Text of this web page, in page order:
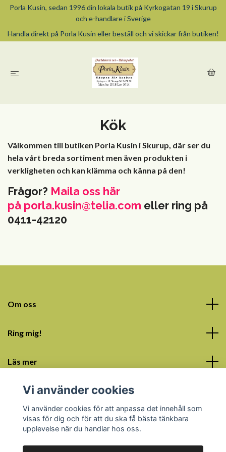
Porla Kusin, sedan 1996 din lokala butik på Kyrkogatan 19 i Skurup
och e-handlare i Sverige
Handla direkt på Porla Kusin eller beställ och vi skickar från butiken!
Kök
Välkommen till butiken Porla Kusin i Skurup, där ser du
hela vårt breda sortiment men även produkten i
verkligheten och kan klämma och känna på den!
Frågor? Maila oss här
på porla.kusin@telia.com eller ring på
0411-42120
Om oss
Ring mig!
Läs mer
Sociala medier
Vi använder cookies
Vi använder cookies för att anpassa det innehåll som
visas för dig och för att du ska få bästa tänkbara
upplevelse när du handlar hos oss.